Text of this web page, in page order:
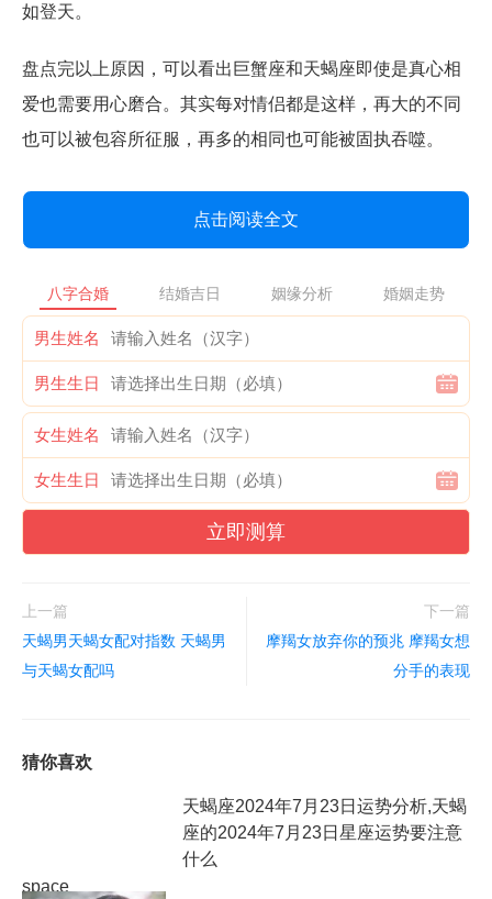
如登天。
盘点完以上原因，可以看出巨蟹座和天蝎座即使是真心相
爱也需要用心磨合。其实每对情侣都是这样，再大的不同
也可以被包容所征服，再多的相同也可能被固执吞噬。
点击阅读全文
八字合婚 结婚吉日 姻缘分析 婚姻走势
男生姓名
男生生日
女生姓名
女生生日
立即测算
上一篇
天蝎男天蝎女配对指数 天蝎男
与天蝎女配吗
下一篇
摩羯女放弃你的预兆 摩羯女想
分手的表现
猜你喜欢
space
天蝎座2024年7月23日运势分析,天蝎
座的2024年7月23日星座运势要注意
什么